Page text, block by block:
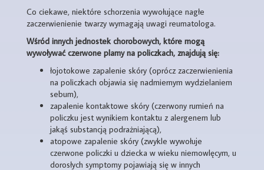
Co ciekawe, niektóre schorzenia wywołujące nagłe
zaczerwienienie twarzy wymagają uwagi reumatologa.
Wśród innych jednostek chorobowych, które mogą
wywoływać czerwone plamy na policzkach, znajdują się:
łojotokowe zapalenie skóry (oprócz zaczerwienienia
na policzkach objawia się nadmiernym wydzielaniem
sebum),
zapalenie kontaktowe skóry (czerwony rumień na
policzku jest wynikiem kontaktu z alergenem lub
jakąś substancją podrażniającą),
atopowe zapalenie skóry (zwykle wywołuje
czerwone policzki u dziecka w wieku niemowlęcym, u
dorosłych symptomy pojawiają się w innych